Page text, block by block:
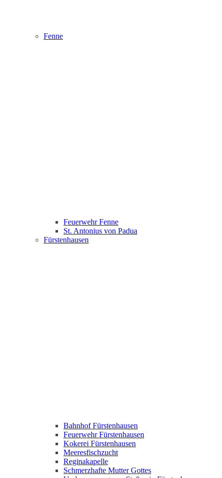
Fenne
Feuerwehr Fenne
St. Antonius von Padua
Fürstenhausen
Bahnhof Fürstenhausen
Feuerwehr Fürstenhausen
Kokerei Fürstenhausen
Meeresfischzucht
Reginakapelle
Schmerzhafte Mutter Gottes